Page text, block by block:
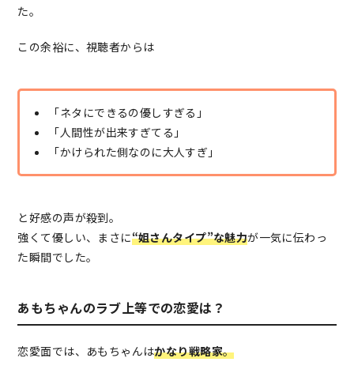
た。
この余裕に、視聴者からは
「ネタにできるの優しすぎる」
「人間性が出来すぎてる」
「かけられた側なのに大人すぎ」
と好感の声が殺到。
強くて優しい、まさに“姐さんタイプ”な魅力が一気に伝わっ
た瞬間でした。
あもちゃんのラブ上等での恋愛は？
恋愛面では、あもちゃんはかなり戦略家。